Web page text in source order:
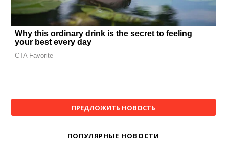
ПРЕДЛОЖИТЬ НОВОСТЬ
ПОПУЛЯРНЫЕ НОВОСТИ